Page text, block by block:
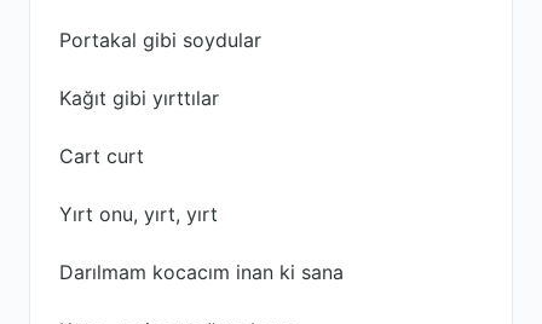
Portakal gibi soydular
Kağıt gibi yırttılar
Cart curt
Yırt onu, yırt, yırt
Darılmam kocacım inan ki sana